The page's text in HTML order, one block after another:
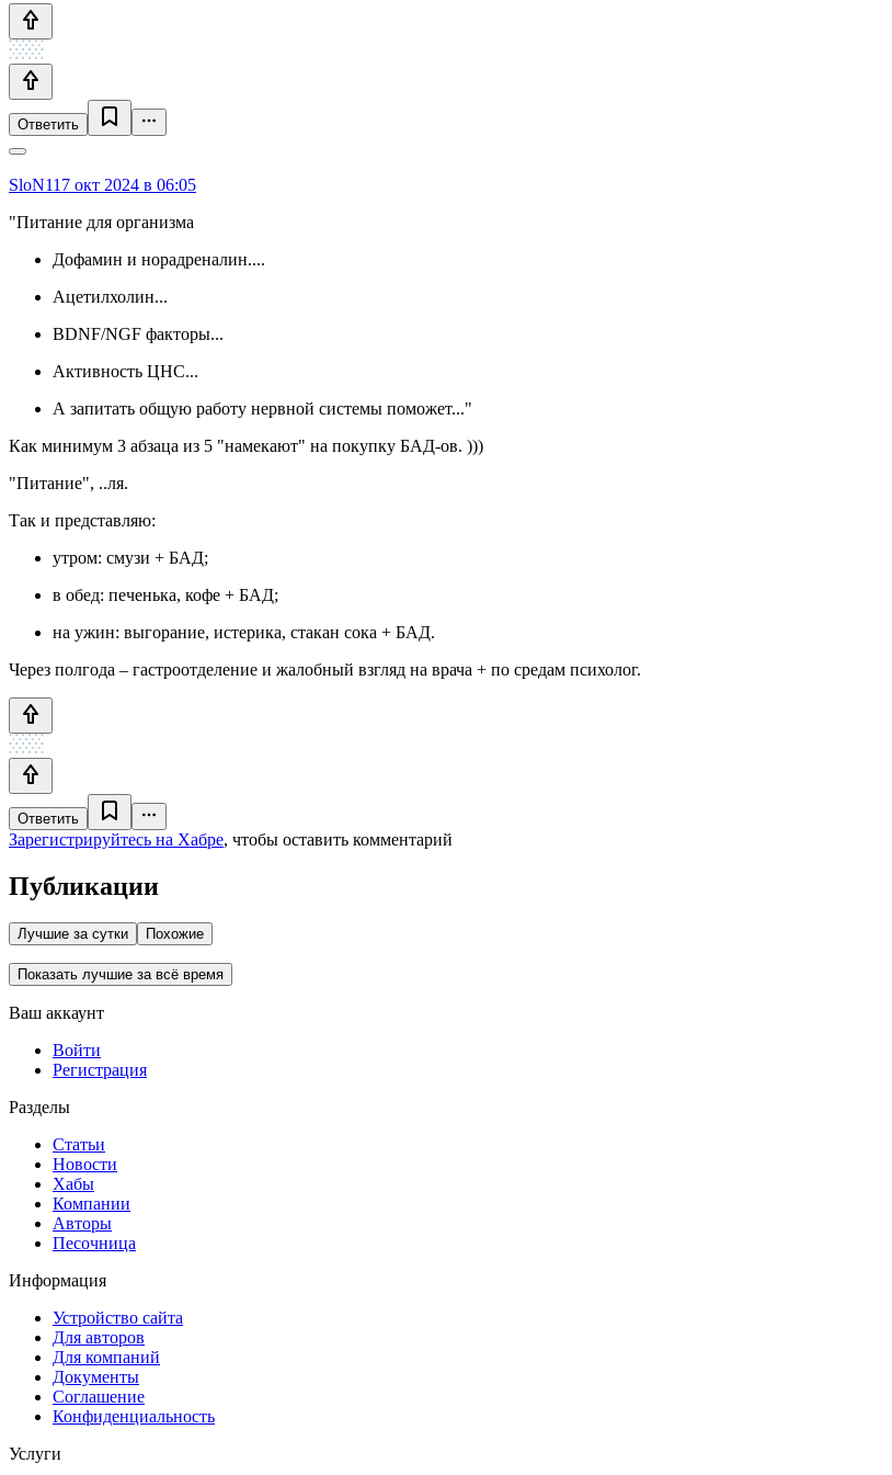
Ответить
SloN117 окт 2024 в 06:05
"Питание для организма
Дофамин и норадреналин....
Ацетилхолин...
BDNF/NGF факторы...
Активность ЦНС...
А запитать общую работу нервной системы поможет..."
Как минимум 3 абзаца из 5 "намекают" на покупку БАД-ов. )))
"Питание", ..ля.
Так и представляю:
утром: смузи + БАД;
в обед: печенька, кофе + БАД;
на ужин: выгорание, истерика, стакан сока + БАД.
Через полгода – гастроотделение и жалобный взгляд на врача + по средам психолог.
Ответить
Зарегистрируйтесь на Хабре, чтобы оставить комментарий
Публикации
Лучшие за сутки Похожие
Показать лучшие за всё время
Ваш аккаунт
Войти
Регистрация
Разделы
Статьи
Новости
Хабы
Компании
Авторы
Песочница
Информация
Устройство сайта
Для авторов
Для компаний
Документы
Соглашение
Конфиденциальность
Услуги